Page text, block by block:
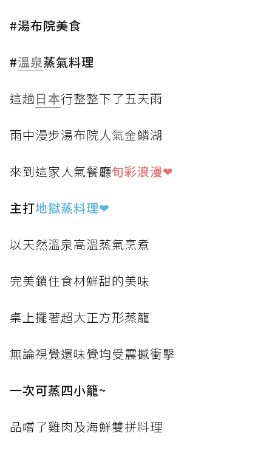
#湯布院美食
#溫泉蒸氣料理
這趟日本行整整下了五天雨
雨中漫步湯布院人氣金鱗湖
來到這家人氣餐廳旬彩浪漫❤
主打地獄蒸料理❤
以天然溫泉高溫蒸氣烹煮
完美鎖住食材鮮甜的美味
桌上擺著超大正方形蒸籠
無論視覺還味覺均受震撼衝擊
一次可蒸四小籠~
品嚐了雞肉及海鮮雙拼料理